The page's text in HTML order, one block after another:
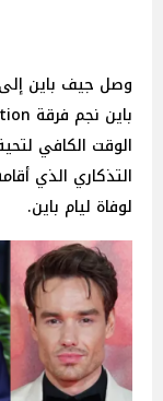
وصل جيف باين إلى
الوقت الكافي
التذكاري الذي
لوفاة ليام باين.